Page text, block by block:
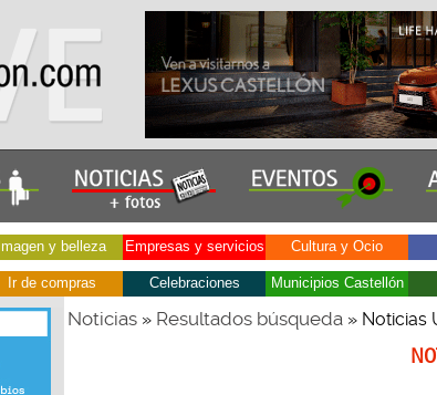
Imagen y belleza Empresas y servicios Cultura y Ocio
Ir de compras Celebraciones Municipios Castellón
Noticias» Resultados búsqueda» Noticias